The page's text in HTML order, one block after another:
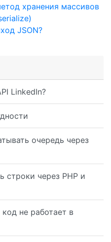
LinkedIn?
очередь через
строки через PHP и
не работает в
хранения массивов
JSON?